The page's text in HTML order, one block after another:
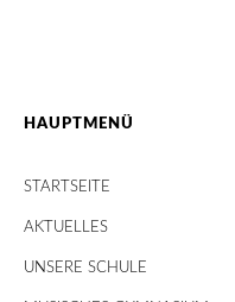
HAUPTMENÜ
STARTSEITE
AKTUELLES
UNSERE SCHULE